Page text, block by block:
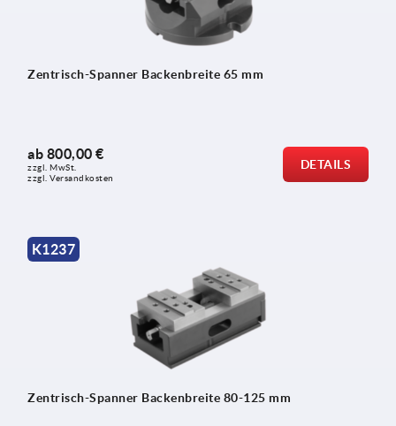
Zentrisch-Spanner Backenbreite 65 mm
ab 800,00 €
zzgl. MwSt.
zzgl. Versandkosten
DETAILS
K1237
Zentrisch-Spanner Backenbreite 80-125 mm